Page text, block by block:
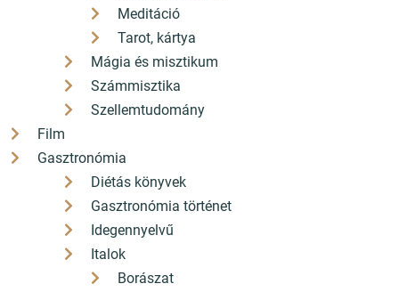
Meditáció
Tarot, kártya
Mágia és misztikum
Számmisztika
Szellemtudomány
Film
Gasztronómia
Diétás könyvek
Gasztronómia történet
Idegennyelvű
Italok
Borászat
Pilisvörösvár könyvesboltja
ÁSZF
Adatkezelési nyilatkozat
Szállítási díjak
A bankkártyás fizetés szolgáltatója a Barion
+36 26 330 308
hello[a]konyvbox.hu
2085 Pilisvörösvár Fő út 82.